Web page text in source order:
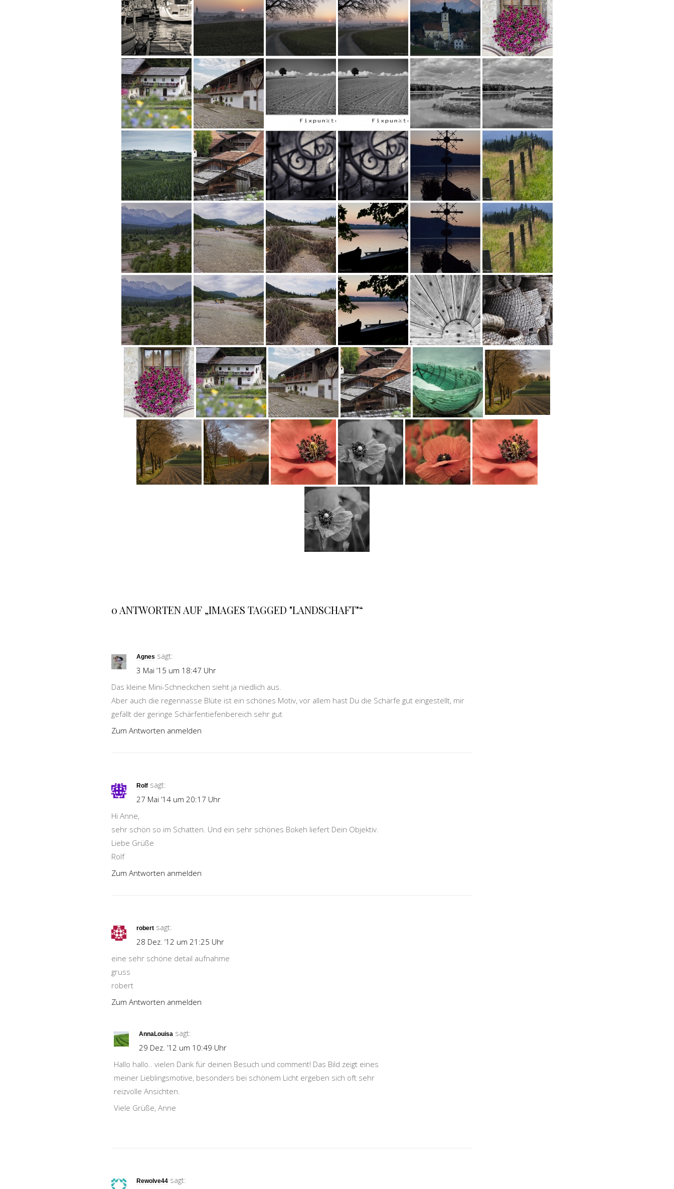
0 ANTWORTEN AUF „IMAGES TAGGED "LANDSCHAFT"“
Agnes sagt:
3 Mai ’15 um 18:47 Uhr
Das kleine Mini-Schneckchen sieht ja niedlich aus.
Aber auch die regennasse Blüte ist ein schönes Motiv, vor allem hast Du die Schärfe gut eingestellt, mir
gefällt der geringe Schärfentiefenbereich sehr gut
Zum Antworten anmelden
Rolf sagt:
27 Mai ’14 um 20:17 Uhr
Hi Anne,
sehr schön so im Schatten. Und ein sehr schönes Bokeh liefert Dein Objektiv.
Liebe Grüße
Rolf
Zum Antworten anmelden
robert sagt:
28 Dez. ’12 um 21:25 Uhr
eine sehr schöne detail aufnahme
gruss
robert
Zum Antworten anmelden
AnnaLouisa sagt:
29 Dez. ’12 um 10:49 Uhr
Hallo hallo.. vielen Dank für deinen Besuch und comment! Das Bild zeigt eines
meiner Lieblingsmotive, besonders bei schönem Licht ergeben sich oft sehr
reizvolle Ansichten.
Viele Grüße, Anne
Rewolve44 sagt: